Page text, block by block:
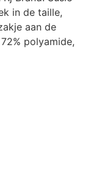
in de taille,
aan de
polyamide,